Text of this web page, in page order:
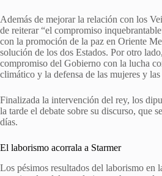
Además de mejorar la relación con los
de reiterar “el compromiso
con la promoción de la paz en Oriente
solución de los dos Estados. Por otro
compromiso del Gobierno con la lucha
climático y la defensa de las mujeres y las
Finalizada la intervención del rey, los
la tarde el debate sobre su discurso, que
días.
El laborismo acorrala a Starmer
Los pésimos resultados del laborismo en